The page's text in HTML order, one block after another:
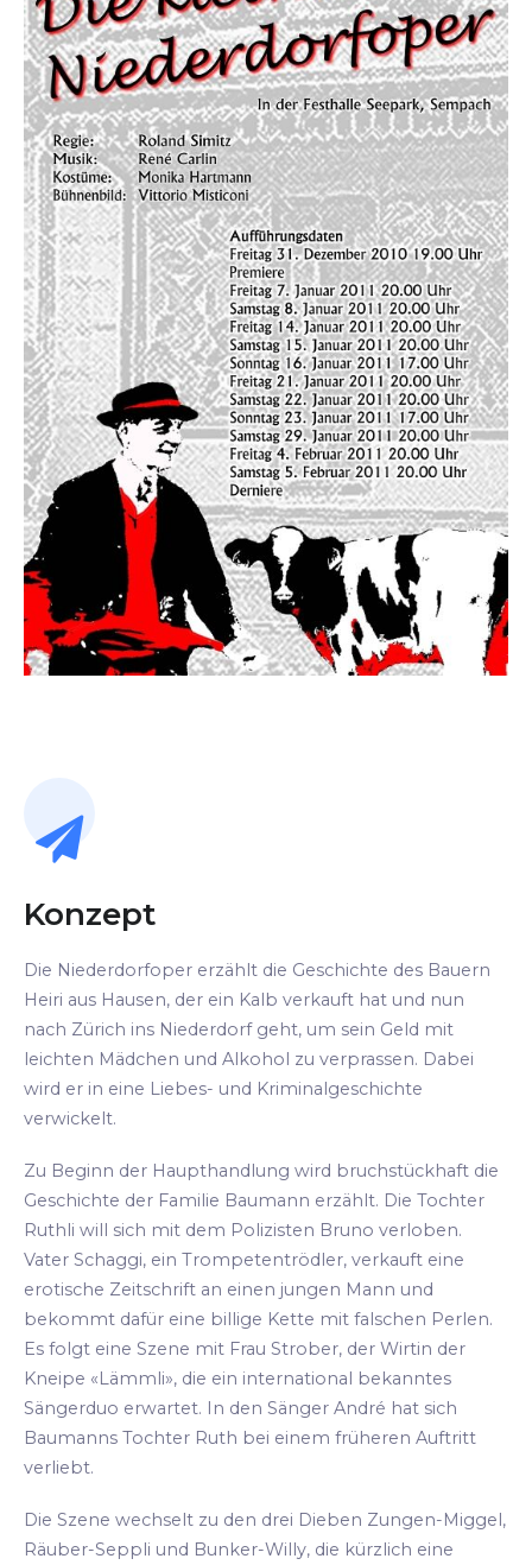
Konzept
Die Niederdorfoper erzählt die Geschichte des Bauern
Heiri aus Hausen, der ein Kalb verkauft hat und nun
nach Zürich ins Niederdorf geht, um sein Geld mit
leichten Mädchen und Alkohol zu verprassen. Dabei
wird er in eine Liebes- und Kriminalgeschichte
verwickelt.
Zu Beginn der Haupthandlung wird bruchstückhaft die
Geschichte der Familie Baumann erzählt. Die Tochter
Ruthli will sich mit dem Polizisten Bruno verloben.
Vater Schaggi, ein Trompetentrödler, verkauft eine
erotische Zeitschrift an einen jungen Mann und
bekommt dafür eine billige Kette mit falschen Perlen.
Es folgt eine Szene mit Frau Strober, der Wirtin der
Kneipe «Lämmli», die ein international bekanntes
Sängerduo erwartet. In den Sänger André hat sich
Baumanns Tochter Ruth bei einem früheren Auftritt
verliebt.
Die Szene wechselt zu den drei Dieben Zungen-Miggel,
Räuber-Seppli und Bunker-Willy, die kürzlich eine